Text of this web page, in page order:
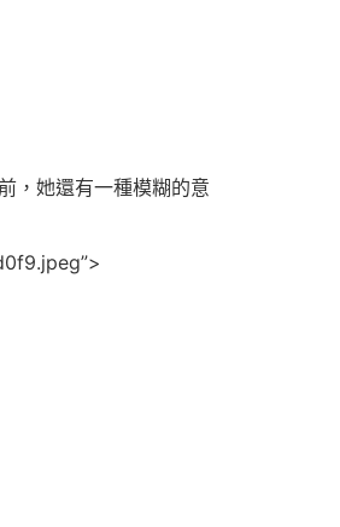
她還有一種模糊的意